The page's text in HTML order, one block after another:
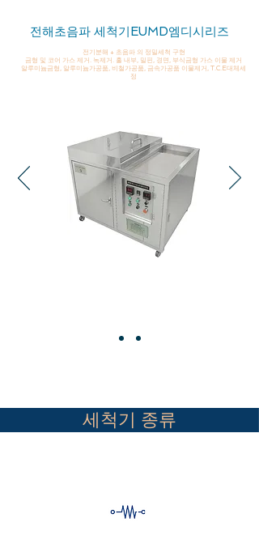
전해초음파 세척기EUMD엠디시리즈
전기분해 + 초음파 의 정밀세척 구현
​금형 및 코어 가스 제거. 녹제거. 홀 내부, 밀핀, 경면, 부식금형 가스 이물 제거
​알루미늄금형, 알루미늄가공품, 비철가공품, 금속가공품 이물제거, T.C.E대체세
정
세척기 종류